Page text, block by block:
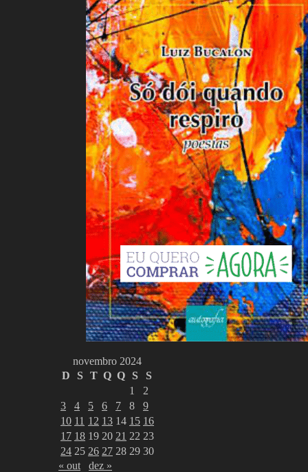
novembro 2024
D
S T Q Q S
S
1
2
3
4 5 6 7 8
9
10 11 12 13 14 15 16
17 18 19 20 21 22 23
24 25 26 27 28 29 30
« out
dez »